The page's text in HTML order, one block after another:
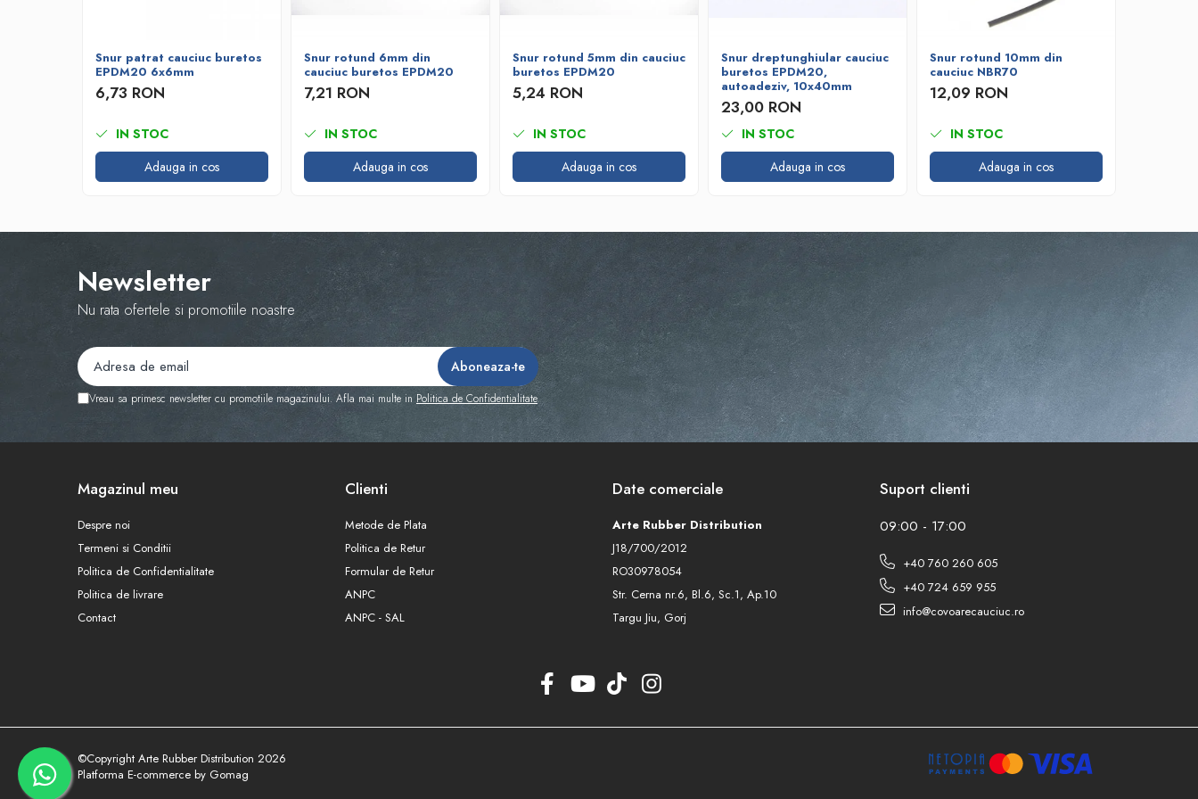
Produse Siguranta Traficului
Stalpi pietonali
Conuri reflectorizante
Limitatore de viteza
Covorase de intrare
Promotii
Snur patrat cauciuc buretos
EPDM20 6x6mm
6,73 RON
IN STOC
Adauga in cos
Snur rotund 6mm din
cauciuc buretos EPDM20
7,21 RON
IN STOC
Adauga in cos
Snur rotund 5mm din cauciuc
buretos EPDM20
5,24 RON
IN STOC
Adauga in cos
Snur dreptunghiular cauciuc
buretos EPDM20,
autoadeziv, 10x40mm
23,00 RON
IN STOC
Adauga in cos
Snur rotund 10mm din
cauciuc NBR70
12,09 RON
IN STOC
Adauga in cos
Newsletter
Nu rata ofertele si promotiile noastre
Vreau sa primesc newsletter cu promotiile magazinului. Afla mai multe in Politica de Confidentialitate
Magazinul meu
Despre noi
Termeni si Conditii
Politica de Confidentialitate
Politica de livrare
Contact
Clienti
Metode de Plata
Politica de Retur
Formular de Retur
ANPC
ANPC - SAL
Date comerciale
Arte Rubber Distribution
J18/700/2012
RO30978054
Str. Cerna nr.6, Bl.6, Sc.1, Ap.10
Targu Jiu, Gorj
Suport clienti
09:00 - 17:00
+40 760 260 605
+40 724 659 955
info@covoarecauciuc.ro
©Copyright Arte Rubber Distribution 2026
Platforma E-commerce by Gomag